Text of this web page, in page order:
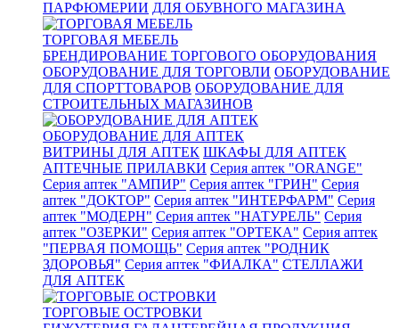
ПАРФЮМЕРИИ ДЛЯ ОБУВНОГО МАГАЗИНА
ТОРГОВАЯ МЕБЕЛЬ
БРЕНДИРОВАНИЕ ТОРГОВОГО ОБОРУДОВАНИЯ
ОБОРУДОВАНИЕ ДЛЯ ТОРГОВЛИ ОБОРУДОВАНИЕ
ДЛЯ СПОРТТОВАРОВ ОБОРУДОВАНИЕ ДЛЯ
СТРОИТЕЛЬНЫХ МАГАЗИНОВ
ОБОРУДОВАНИЕ ДЛЯ АПТЕК
ВИТРИНЫ ДЛЯ АПТЕК ШКАФЫ ДЛЯ АПТЕК
АПТЕЧНЫЕ ПРИЛАВКИ Серия аптек "ORANGE"
Серия аптек "АМПИР" Серия аптек "ГРИН" Серия
аптек "ДОКТОР" Серия аптек "ИНТЕРФАРМ" Серия
аптек "МОДЕРН" Серия аптек "НАТУРЕЛЬ" Серия
аптек "ОЗЕРКИ" Серия аптек "ОРТЕКА" Серия аптек
"ПЕРВАЯ ПОМОЩЬ" Серия аптек "РОДНИК
ЗДОРОВЬЯ" Серия аптек "ФИАЛКА" СТЕЛЛАЖИ
ДЛЯ АПТЕК
ТОРГОВЫЕ ОСТРОВКИ